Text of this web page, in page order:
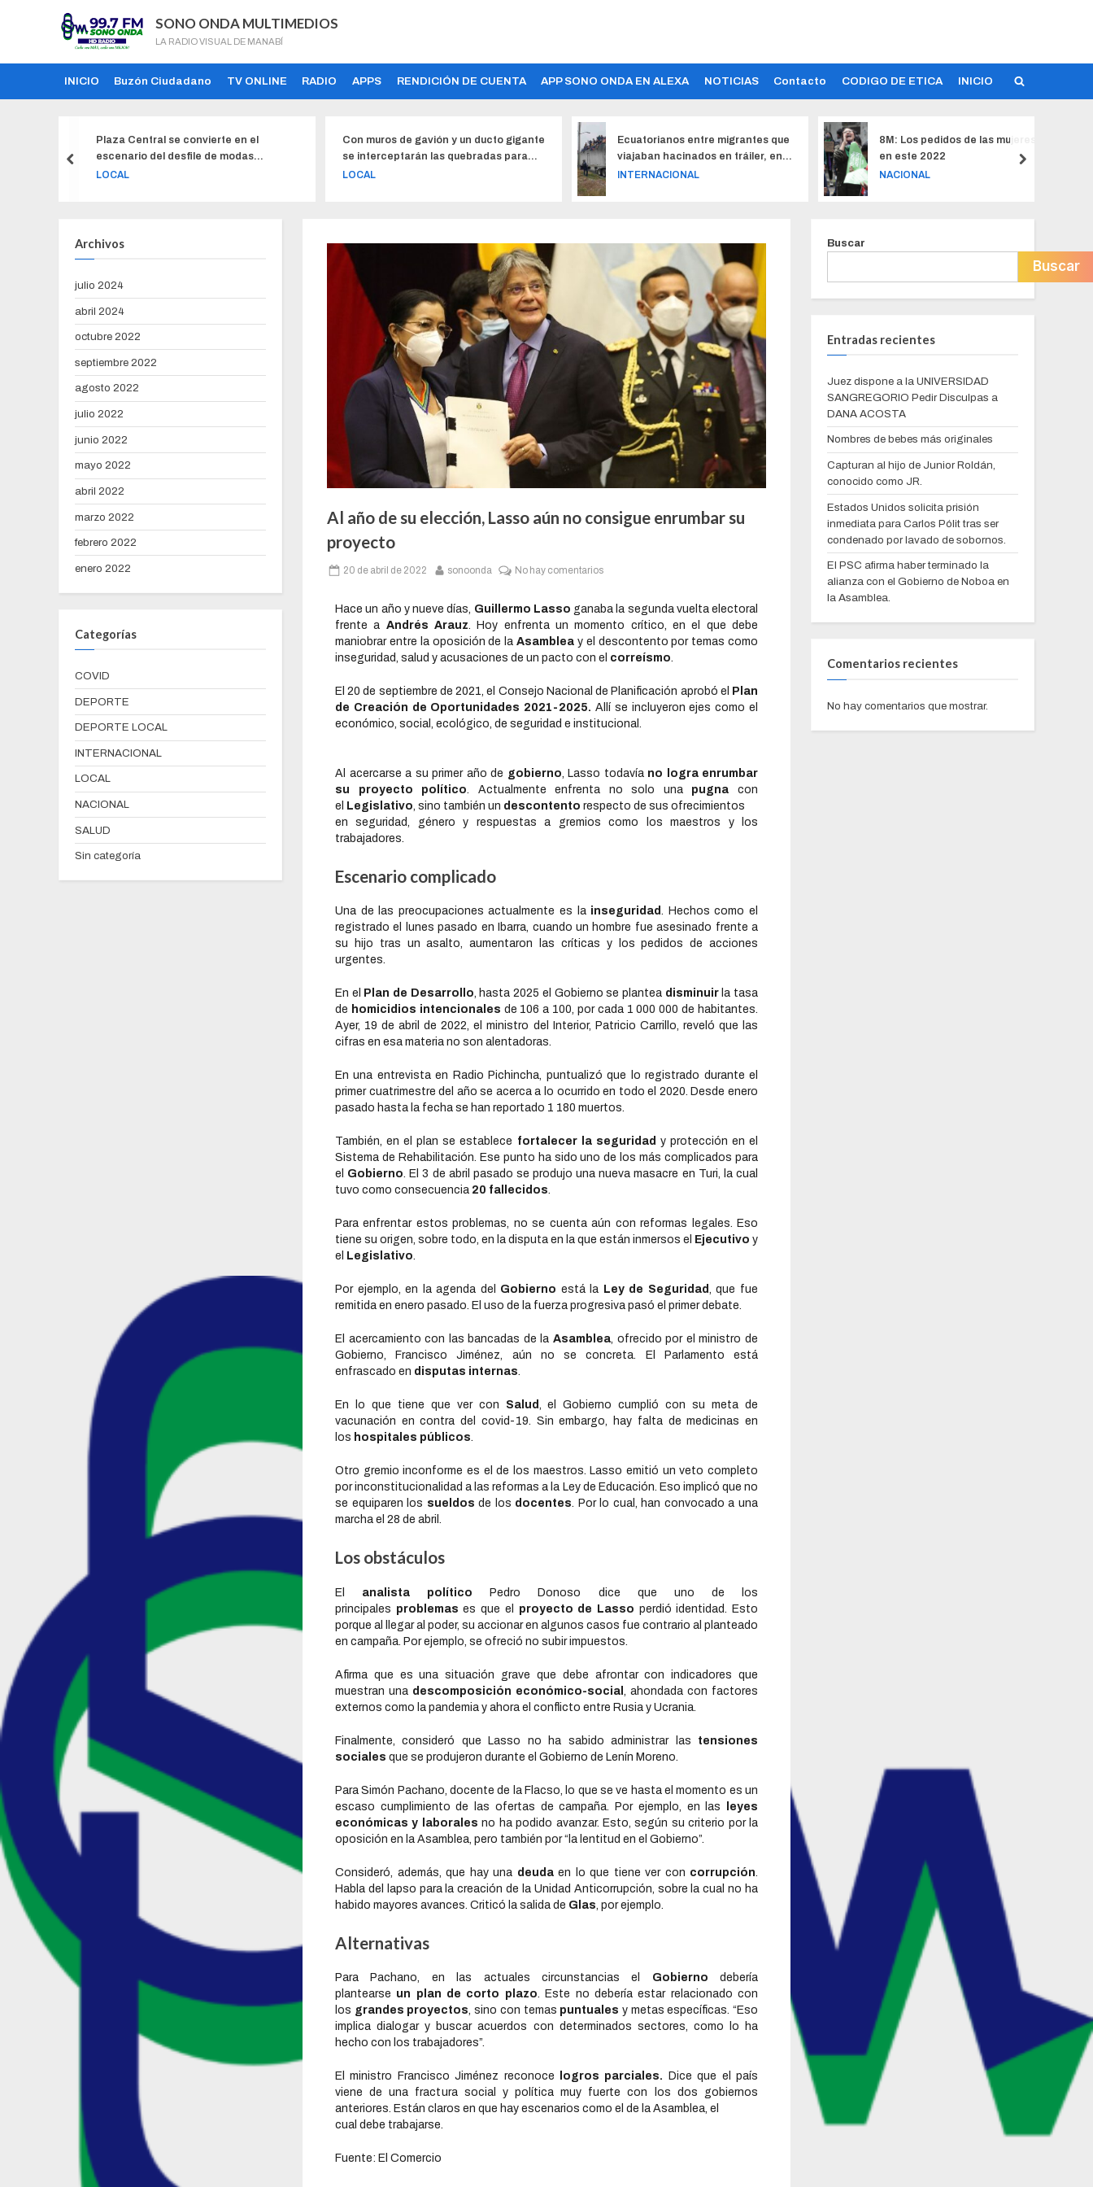
SONO ONDA MULTIMEDIOS
LA RADIO VISUAL DE MANABÍ
INICIO Buzón Ciudadano TV ONLINE RADIO APPS RENDICIÓN DE CUENTA APP SONO ONDA EN ALEXA NOTICIAS Contacto CODIGO DE ETICA INICIO
Plaza Central se convierte en el
escenario del desfile de modas
“Plazarela”
LOCAL
Con muros de gavión y un ducto gigante
se interceptarán las quebradas para
proteger a las familias de La Piñonada
LOCAL
Ecuatorianos entre migrantes que
viajaban hacinados en tráiler, en
México
INTERNACIONAL
8M: Los pedidos de las mujeres
en este 2022
NACIONAL
Al año de su elección, Lasso aún no consigue enrumbar su
proyecto
20 de abril de 2022 sonoonda No hay comentarios
Hace un año y nueve días, Guillermo Lasso ganaba la segunda vuelta electoral
frente a Andrés Arauz. Hoy enfrenta un momento crítico, en el que debe
maniobrar entre la oposición de la Asamblea y el descontento por temas como
inseguridad, salud y acusaciones de un pacto con el correísmo.
El 20 de septiembre de 2021, el Consejo Nacional de Planificación aprobó el
Plan
de Creación de Oportunidades 2021-2025. Allí se incluyeron ejes como el
económico, social, ecológico, de seguridad e institucional.
Al acercarse a su primer año de gobierno, Lasso todavía no logra enrumbar
su
proyecto político. Actualmente enfrenta no solo una pugnacon
el
Legislativo, sino también un descontento respecto de sus ofrecimientos
en seguridad, género y respuestas a gremios como los maestros y los
trabajadores.
Escenario complicado
Una de las preocupaciones actualmente es la inseguridad. Hechos como el
registrado el lunes pasado en Ibarra, cuando un hombre fue asesinado frente a
su hijo tras un asalto, aumentaron las críticas y los pedidos de acciones
urgentes.
En el Plan de Desarrollo, hasta 2025 el Gobierno se plantea disminuir la tasa
de homicidios intencionales de 106 a 100, por cada 1 000 000 de habitantes.
Ayer, 19 de abril de 2022, el ministro del Interior, Patricio Carrillo, reveló que las
cifras en esa materia no son alentadoras.
En una entrevista en Radio Pichincha, puntualizó que lo registrado durante el
primer cuatrimestre del año se acerca a lo ocurrido en todo el 2020. Desde enero
pasado hasta la fecha se han reportado 1 180 muertos.
También, en el plan se establece fortalecer la seguridad y protección en el
Sistema de Rehabilitación. Ese punto ha sido uno de los más complicados para
el Gobierno. El 3 de abril pasado se produjo una nueva masacre en Turi, la cual
tuvo como consecuencia 20 fallecidos.
Para enfrentar estos problemas, no se cuenta aún con reformas legales. Eso
tiene su origen, sobre todo, en la disputa en la que están inmersos el
Ejecutivo y
el
Legislativo.
Por ejemplo, en la agenda del Gobierno está la Ley de Seguridad, que fue
remitida en enero pasado. El uso de la fuerza progresiva pasó el primer debate.
El acercamiento con las bancadas de laAsamblea, ofrecido por el ministro de
Gobierno, Francisco Jiménez, aún no se concreta. El Parlamento está
enfrascado en disputas internas.
En lo que tiene que ver con Salud, el Gobierno cumplió con su meta de
vacunación en contra del covid-19. Sin embargo, hay falta de medicinas en
los hospitales públicos.
Otro gremio inconforme es el de los maestros. Lasso emitió un veto completo
por inconstitucionalidad a las reformas a la Ley de Educación. Eso implicó que no
se equiparen los sueldosde los docentes. Por lo cual, han convocado a una
marcha el 28 de abril.
Los obstáculos
El analista político Pedro Donoso dice que uno de los
principales problemases que el proyecto de Lasso perdió identidad. Esto
porque al llegar al poder, su accionar en algunos casos fue contrario al planteado
en campaña. Por ejemplo, se ofreció no subir impuestos.
Afirma que es una situación grave que debe afrontar con indicadores que
muestran una descomposición económico-social
, ahondada con factores
externos como la pandemia y ahora el conflicto entre Rusia y Ucrania.
Finalmente, consideró que Lasso no ha sabido administrar las tensiones
sociales que se produjeron durante el Gobierno de Lenín Moreno.
Para Simón Pachano, docente de la Flacso, lo que se ve hasta el momento es un
escaso cumplimiento de las ofertas de campaña. Por ejemplo, en las
leyes
económicas y laboralesno ha podido avanzar. Esto, según su criterio por la
oposición en la Asamblea, pero también por “la lentitud en el Gobierno”.
Consideró, además, que hay una deuda en lo que tiene ver con corrupción
Habla del lapso para la creación de la Unidad Anticorrupción, sobre la cual no ha
habido mayores avances. Criticó la salida de Glas , por ejemplo.
Alternativas
Para Pachano, en las actuales circunstancias el Gobierno debería
plantearse un plan de corto plazo . Este no debería estar relacionado con
los grandes proyectos , sino con temas puntuales y metas específicas. “Eso
implica dialogar y buscar acuerdos con determinados sectores, como lo ha
hecho con los trabajadores”.
El ministro Francisco Jiménez reconoce logros parciales. Dice que el país
viene de una fractura social y política muy fuerte con los dos gobiernos
anteriores. Están claros en que hay escenarios como el de la Asamblea, el
cual debe trabajarse.
Fuente: El Comercio
Archivos
julio 2024
abril 2024
octubre 2022
septiembre 2022
agosto 2022
julio 2022
junio 2022
mayo 2022
abril 2022
marzo 2022
febrero 2022
enero 2022
Categorías
COVID
DEPORTE
DEPORTE LOCAL
INTERNACIONAL
LOCAL
NACIONAL
SALUD
Sin categoría
Buscar
Buscar
Entradas recientes
Juez dispone a la UNIVERSIDAD
SANGREGORIO Pedir Disculpas a
DANA ACOSTA
Nombres de bebes más originales
Capturan al hijo de Junior Roldán,
conocido como JR.
Estados Unidos solicita prisión
inmediata para Carlos Pólit tras ser
condenado por lavado de sobornos.
El PSC afirma haber terminado la
alianza con el Gobierno de Noboa en
la Asamblea.
Comentarios recientes
No hay comentarios que mostrar.